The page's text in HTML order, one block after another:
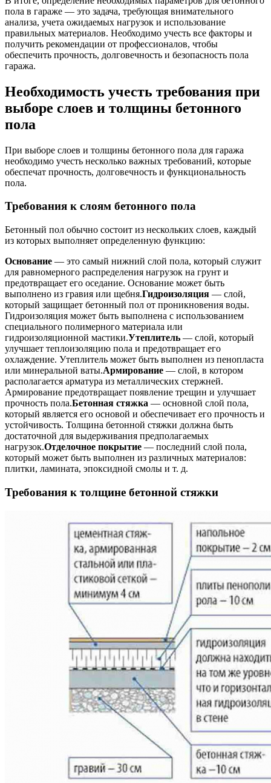
пола в гараже — это задача, требующая внимательного
анализа, учета ожидаемых нагрузок и использование
правильных материалов. Необходимо учесть все факторы и
получить рекомендации от профессионалов, чтобы
обеспечить прочность, долговечность и безопасность пола
гаража.
Необходимость учесть требования при
выборе слоев и толщины бетонного
пола
При выборе слоев и толщины бетонного пола для гаража
необходимо учесть несколько важных требований, которые
обеспечат прочность, долговечность и функциональность
пола.
Требования к слоям бетонного пола
Бетонный пол обычно состоит из нескольких слоев, каждый
из которых выполняет определенную функцию:
Основание — это самый нижний слой пола, который служит
для равномерного распределения нагрузок на грунт и
предотвращает его оседание. Основание может быть
выполнено из гравия или щебня.Гидроизоляция — слой,
который защищает бетонный пол от проникновения воды.
Гидроизоляция может быть выполнена с использованием
специального полимерного материала или
гидроизоляционной мастики.Утеплитель — слой, который
улучшает теплоизоляцию пола и предотвращает его
охлаждение. Утеплитель может быть выполнен из пенопласта
или минеральной ваты.Армирование — слой, в котором
располагается арматура из металлических стержней.
Армирование предотвращает появление трещин и улучшает
прочность пола.Бетонная стяжка — основной слой пола,
который является его основой и обеспечивает его прочность и
устойчивость. Толщина бетонной стяжки должна быть
достаточной для выдерживания предполагаемых
нагрузок.Отделочное покрытие — последний слой пола,
который может быть выполнен из различных материалов:
плитки, ламината, эпоксидной смолы и т. д.
Требования к толщине бетонной стяжки